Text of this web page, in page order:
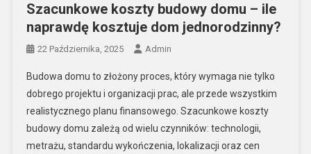
Szacunkowe koszty budowy domu – ile
naprawdę kosztuje dom jednorodzinny?
22 Października, 2025 Admin
Budowa domu to złożony proces, który wymaga nie tylko
dobrego projektu i organizacji prac, ale przede wszystkim
realistycznego planu finansowego. Szacunkowe koszty
budowy domu zależą od wielu czynników: technologii,
metrażu, standardu wykończenia, lokalizacji oraz cen